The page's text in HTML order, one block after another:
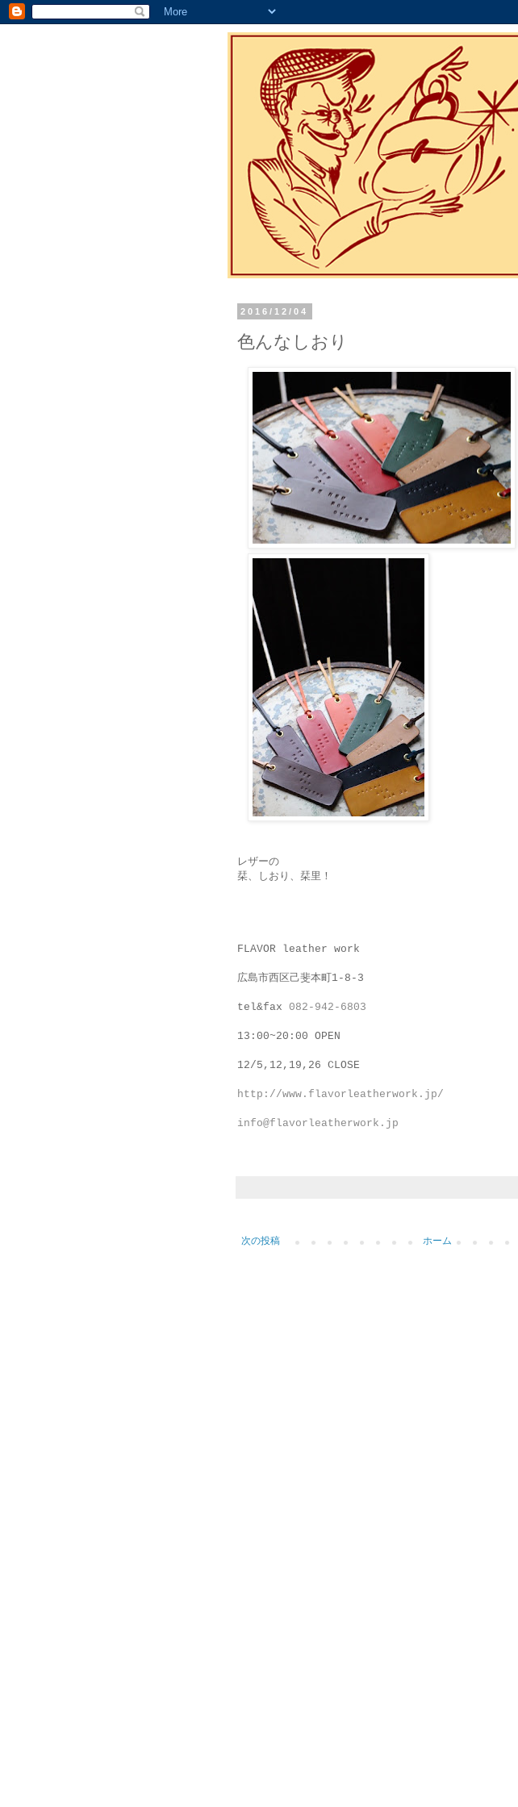
2016/12/04
色んなしおり
レザーの
栞、しおり、栞里！
FLAVOR leather work
広島市西区己斐本町1-8-3
tel&fax 082-942-6803
13:00~20:00 OPEN
12/5,12,19,26 CLOSE
http://www.flavorleatherwork.jp/
info@flavorleatherwork.jp
次の投稿 ホーム